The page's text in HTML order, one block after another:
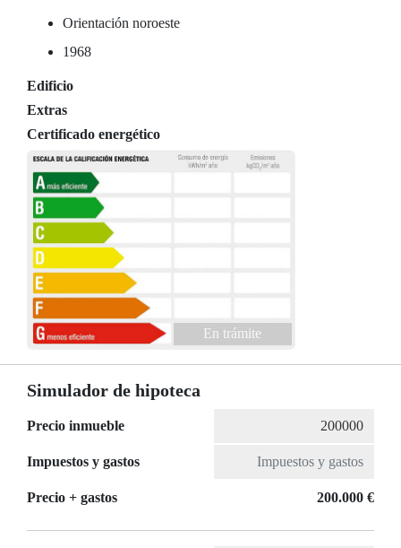
Orientación noroeste
1968
Edificio
Extras
Certificado energético
En trámite
Simulador de hipoteca
Precio inmueble
Impuestos y gastos
Precio + gastos 200.000 €